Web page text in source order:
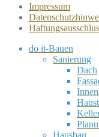
Impressum
do it-Bauen
Sanierung
Dach
Hausbau